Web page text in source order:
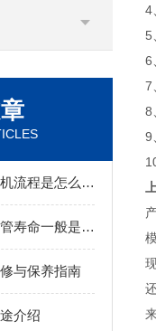
紫外老化试验箱的开机流程是怎么样的
紫外老化试验箱的灯管寿命一般是多久？
与保养指南
介绍
4
5
6
7
8
9